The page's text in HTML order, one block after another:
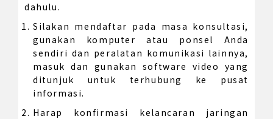
dahulu.
Silakan mendaftar pada masa konsultasi,
gunakan komputer atau ponsel Anda
sendiri dan peralatan komunikasi lainnya,
masuk dan gunakan software video yang
ditunjuk untuk terhubung ke pusat
informasi.
Harap konfirmasi kelancaran jaringan